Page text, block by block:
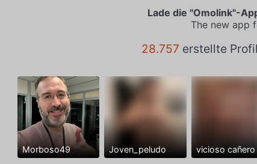
Lade die "Omolink"-
The new app
28.757 erstellte
Morboso49 Joven_peludo vicioso cañero